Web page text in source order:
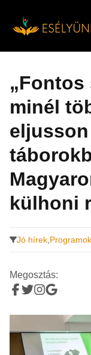
tartalomra
„Fontos
minél
eljusson
külhoni
Jó hírek Programok
Megosztás: